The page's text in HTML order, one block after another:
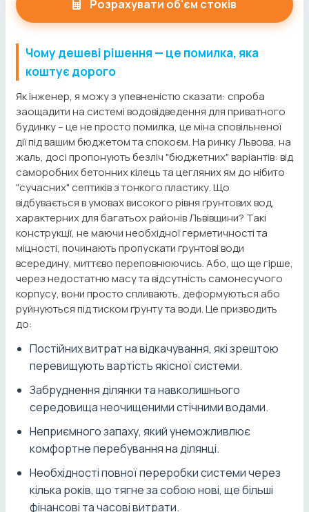
Розрахувати об'єм стоків
Чому дешеві рішення — це помилка, яка
коштує дорого
Як інженер, я можу з упевненістю сказати: спроба
заощадити на системі водовідведення для приватного
будинку – це не просто помилка, це міна сповільненої
дії під вашим бюджетом та спокоєм. На ринку Львова, на
жаль, досі пропонують безліч "бюджетних" варіантів: від
саморобних бетонних кілець та цегляних ям до нібито
"сучасних" септиків з тонкого пластику. Що
відбувається в умовах високого рівня ґрунтових вод,
характерних для багатьох районів Львівщини? Такі
конструкції, не маючи необхідної герметичності та
міцності, починають пропускати ґрунтові води
всередину, миттєво переповнюючись. Або, що ще гірше,
через недостатню масу та відсутність самонесучого
корпусу, вони просто спливають, деформуються або
руйнуються під тиском ґрунту та води. Це призводить
до:
Постійних витрат на відкачування, які зрештою
перевищують вартість якісної системи.
Забруднення ділянки та навколишнього
середовища неочищеними стічними водами.
Неприємного запаху, який унеможливлює
комфортне перебування на ділянці.
Необхідності повної переробки системи через
кілька років, що тягне за собою нові, ще більші
фінансові та часові витрати.